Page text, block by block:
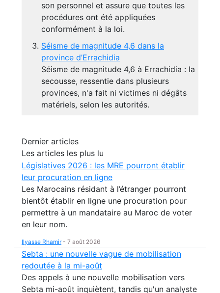
son personnel et assure que toutes les
procédures ont été appliquées
conformément à la loi.
Séisme de magnitude 4,6 dans la
province d’Errachidia
Séisme de magnitude 4,6 à Errachidia : la
secousse, ressentie dans plusieurs
provinces, n'a fait ni victimes ni dégâts
matériels, selon les autorités.
Dernier articles
Les articles les plus lu
Législatives 2026 : les MRE pourront établir
leur procuration en ligne
Les Marocains résidant à l’étranger pourront
bientôt établir en ligne une procuration pour
permettre à un mandataire au Maroc de voter
en leur nom.
Ilyasse Rhamir- 7 août 2026
Sebta : une nouvelle vague de mobilisation
redoutée à la mi-août
Des appels à une nouvelle mobilisation vers
Sebta mi-août inquiètent, tandis qu'un analyste